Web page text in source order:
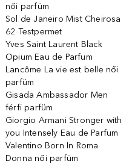
női parfüm
Sol de Janeiro Mist Cheirosa
62 Testpermet
Yves Saint Laurent Black
Opium Eau de Parfum
Lancôme La vie est belle női
parfüm
Gisada Ambassador Men
férfi parfüm
Giorgio Armani Stronger with
you Intensely Eau de Parfum
Valentino Born In Roma
Donna női parfüm